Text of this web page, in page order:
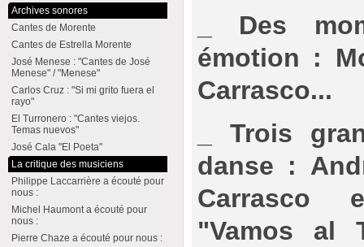
_ Des
émotion :
Carrasco...
_ Trois
danse :
Carrasco
"Vamos al
Archives sonores
Cantes de Morente
Cantes de Estrella Morente
José Menese : "Cantes de José
Menese" / "Menese"
Carlos Cruz : "Si mi grito fuera el
rayo"
El Turronero : "Cantes viejos.
Temas nuevos"
José Cala "El Poeta"
La critique des musiciens
Philippe Laccarrière a écouté pour
nous :
Michel Haumont a écouté pour
nous :
Pierre Chaze a écouté pour nous :